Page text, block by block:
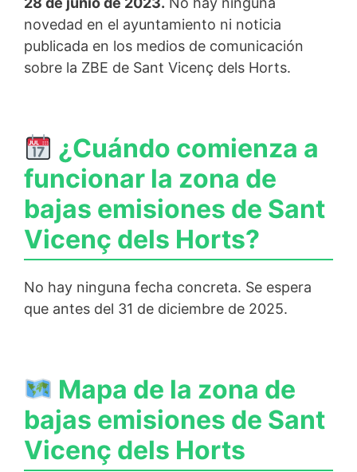
novedad en el ayuntamiento ni noticia
publicada en los medios de comunicación
sobre la ZBE de Sant Vicenç dels Horts.
¿Cuándo comienza a
funcionar la zona de
bajas emisiones de Sant
Vicenç dels Horts?
No hay ninguna fecha concreta. Se espera
que antes del 31 de diciembre de 2025.
Mapa de la zona de
bajas emisiones de Sant
Vicenç dels Horts